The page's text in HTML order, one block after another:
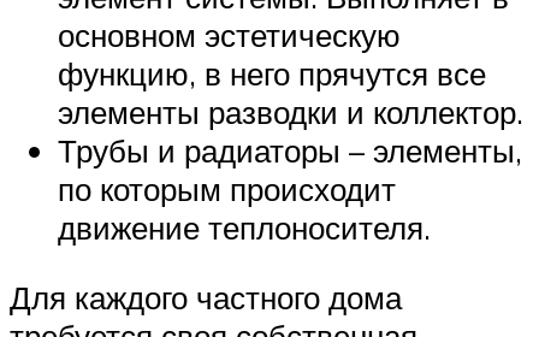
основном эстетическую
функцию, в него прячутся все
элементы разводки и коллектор.
Трубы и радиаторы – элементы,
по которым происходит
движение теплоносителя.
Для каждого частного дома